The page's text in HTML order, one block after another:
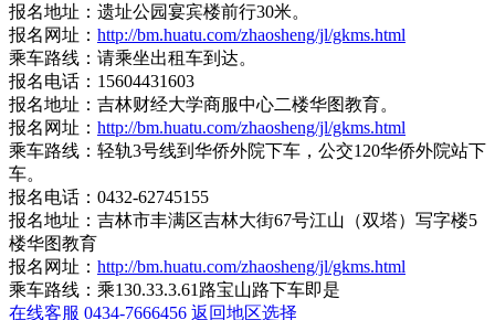
报名地址：遗址公园宴宾楼前行30米。
报名网址： http://bm.huatu.com/zhaosheng/jl/gkms.html
乘车路线：请乘坐出租车到达。
报名电话：15604431603
报名地址：吉林财经大学商服中心二楼华图教育。
报名网址： http://bm.huatu.com/zhaosheng/jl/gkms.html
乘车路线：轻轨3号线到华侨外院下车，公交120华侨外院站下
车。
报名电话：0432-62745155
报名地址：吉林市丰满区吉林大街67号江山（双塔）写字楼5
楼华图教育
报名网址： http://bm.huatu.com/zhaosheng/jl/gkms.html
乘车路线：乘130.33.3.61路宝山路下车即是
在线客服 0434-7666456 返回地区选择